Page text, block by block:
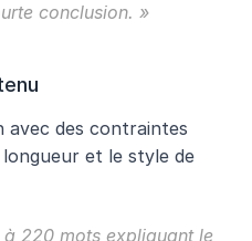
conclusion. »
avec des contraintes
et le style de
à 220 mots expliquant le